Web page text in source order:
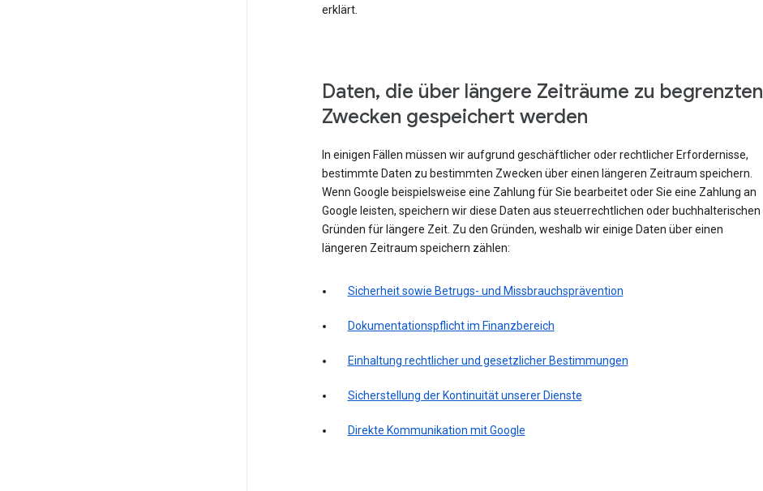
erklärt.
Daten, die über längere Zeiträume zu begrenzten
Zwecken gespeichert werden
In einigen Fällen müssen wir aufgrund geschäftlicher oder rechtlicher Erfordernisse,
bestimmte Daten zu bestimmten Zwecken über einen längeren Zeitraum speichern.
Wenn Google beispielsweise eine Zahlung für Sie bearbeitet oder Sie eine Zahlung an
Google leisten, speichern wir diese Daten aus steuerrechtlichen oder buchhalterischen
Gründen für längere Zeit. Zu den Gründen, weshalb wir einige Daten über einen
längeren Zeitraum speichern zählen:
Sicherheit sowie Betrugs- und Missbrauchsprävention
Dokumentationspflicht im Finanzbereich
Einhaltung rechtlicher und gesetzlicher Bestimmungen
Sicherstellung der Kontinuität unserer Dienste
Direkte Kommunikation mit Google